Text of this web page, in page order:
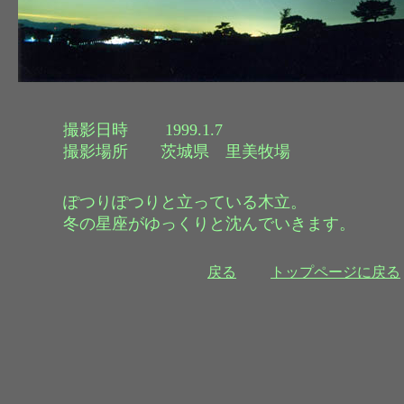
撮影日時 1999.1.7
撮影場所 茨城県 里美牧場
トップページに戻る
ぽつりぽつりと立っている木立。
冬の星座がゆっくりと沈んでいきます。
戻る